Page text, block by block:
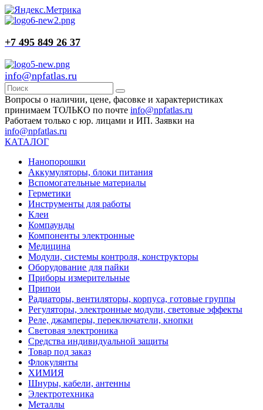
+7 495 849 26 37
info@npfatlas.ru
Вопросы о наличии, цене, фасовке и характеристиках
принимаем ТОЛЬКО по почте info@npfatlas.ru
Работаем только с юр. лицами и ИП. Заявки на
info@npfatlas.ru
КАТАЛОГ
Нанопорошки
Аккумуляторы, блоки питания
Вспомогательные материалы
Герметики
Инструменты для работы
Клеи
Компаунды
Компоненты электронные
Медицина
Модули, системы контроля, конструкторы
Оборудование для пайки
Приборы измерительные
Припои
Радиаторы, вентиляторы, корпуса, готовые группы
Регуляторы, электронные модули, световые эффекты
Реле, джамперы, переключатели, кнопки
Световая электроника
Средства индивидуальной защиты
Товар под заказ
Флокулянты
ХИМИЯ
Шнуры, кабели, антенны
Электротехника
Металлы